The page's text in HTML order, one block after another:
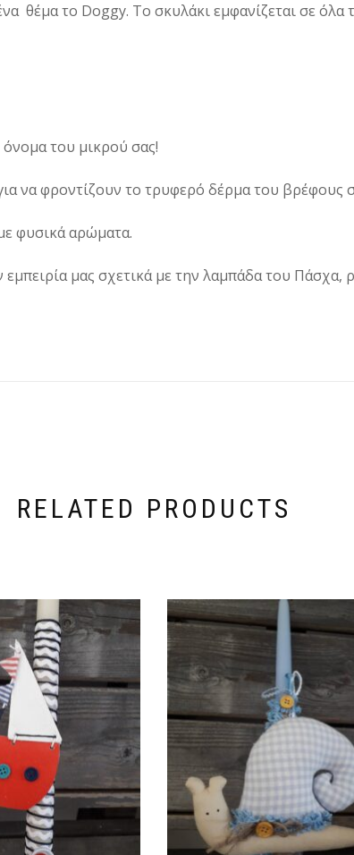
θέμα τo Doggy. Το σκυλάκι εμφανίζεται σε όλα
όνομα του μικρού σας!
να φροντίζουν το τρυφερό δέρμα του βρέφους
φυσικά αρώματα.
μας σχετικά με την λαμπάδα του Πάσχα,
RELATED PRODUCTS